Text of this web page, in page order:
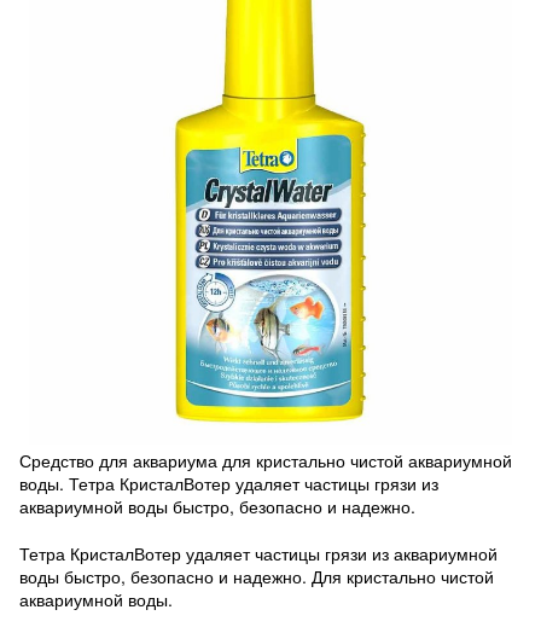
Средство для аквариума для кристально чистой аквариумной
воды. Тетра КристалВотер удаляет частицы грязи из
аквариумной воды быстро, безопасно и надежно.
Тетра КристалВотер удаляет частицы грязи из аквариумной
воды быстро, безопасно и надежно. Для кристально чистой
аквариумной воды.